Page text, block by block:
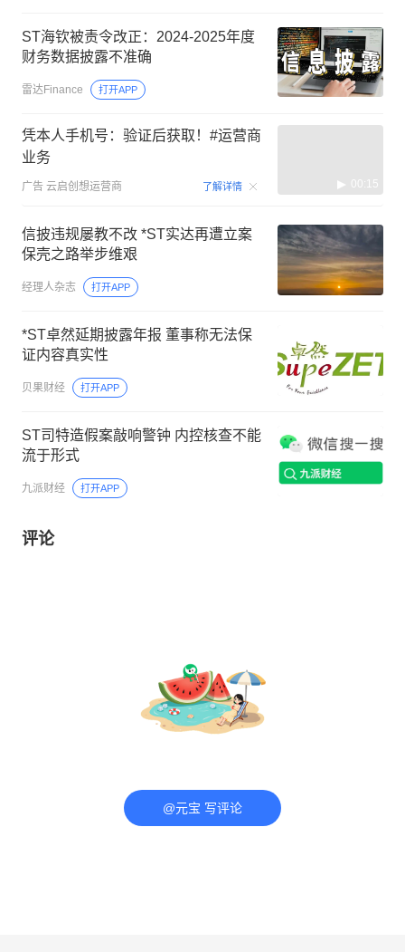
ST海钦被责令改正：2024-2025年度
财务数据披露不准确
雷达Finance 打开APP
凭本人手机号：验证后获取！#运营商
业务
广告 云启创想运营商 了解详情 00:15
信披违规屡教不改 *ST实达再遭立案
保壳之路举步维艰
经理人杂志 打开APP
*ST卓然延期披露年报 董事称无法保
证内容真实性
贝果财经 打开APP
ST司特造假案敲响警钟 内控核查不能
流于形式
九派财经 打开APP
评论
@元宝 写评论